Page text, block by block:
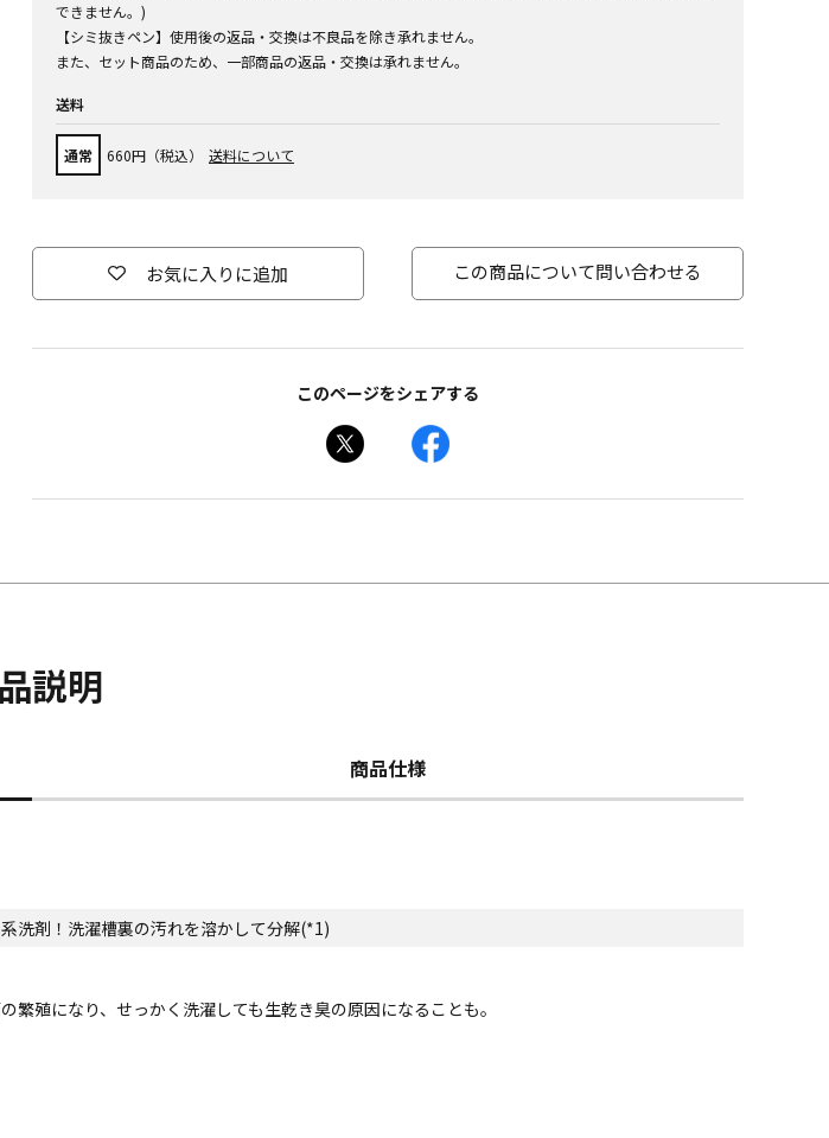
できません。)
【シミ抜きペン】使用後の返品・交換は不良品を除き承れません。
また、セット商品のため、一部商品の返品・交換は承れません。
送料
通常 660円（税込） 送料について
お気に入りに追加 この商品について問い合わせる
このページをシェアする
説明
商品仕様
洗剤！洗濯槽裏の汚れを溶かして分解(*1)
殖になり、せっかく洗濯しても生乾き臭の原因になることも。